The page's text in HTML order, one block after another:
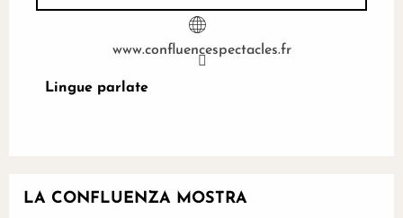
www.confluencespectacles.fr
Lingue parlate
Lingue parlate
LA CONFLUENZA MOSTRA